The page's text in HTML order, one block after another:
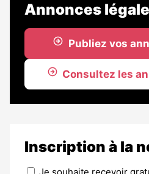
Annonces
Publiez vos
Consultez les
Inscription à la